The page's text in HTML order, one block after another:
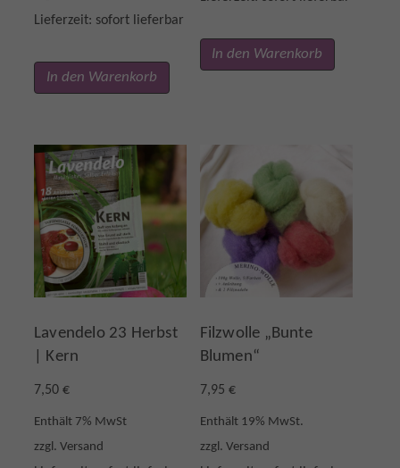
p
ü
i
c
h
e
r
P
e
u
l
P
e
i
s
i
t
Lieferzeit: sofort lieferbar
In den Warenkorb
In den Warenkorb
Lavendelo 23 Herbst
| Kern
7,50 €
Enthält 7% MwSt
zzgl. Versand
Filzwolle „Bunte
Blumen“
7,95 €
Enthält 19% MwSt.
zzgl. Versand